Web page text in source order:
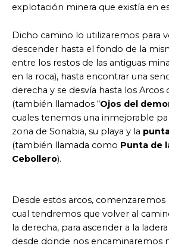
explotación minera que existía en
Dicho camino lo utilizaremos para
descender hasta el fondo de la
entre los restos de las antiguas
en la roca), hasta encontrar una
derecha y se desvía hasta los Arcos
(también llamados “Ojos del
cuales tenemos una inmejorable
zona de Sonabia, su playa y la
(también llamada como Punta de
Cebollero).
Desde estos arcos, comenzaremos
cual tendremos que volver al
la derecha, para ascender a la
desde donde nos encaminaremos